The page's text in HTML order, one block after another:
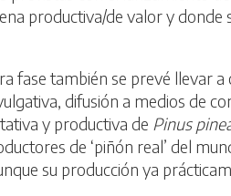
productiva/de valor y
fase también se prevé llevar
difusión a medios de
y productiva de Pinus
de ‘piñón real’ del
su producción ya